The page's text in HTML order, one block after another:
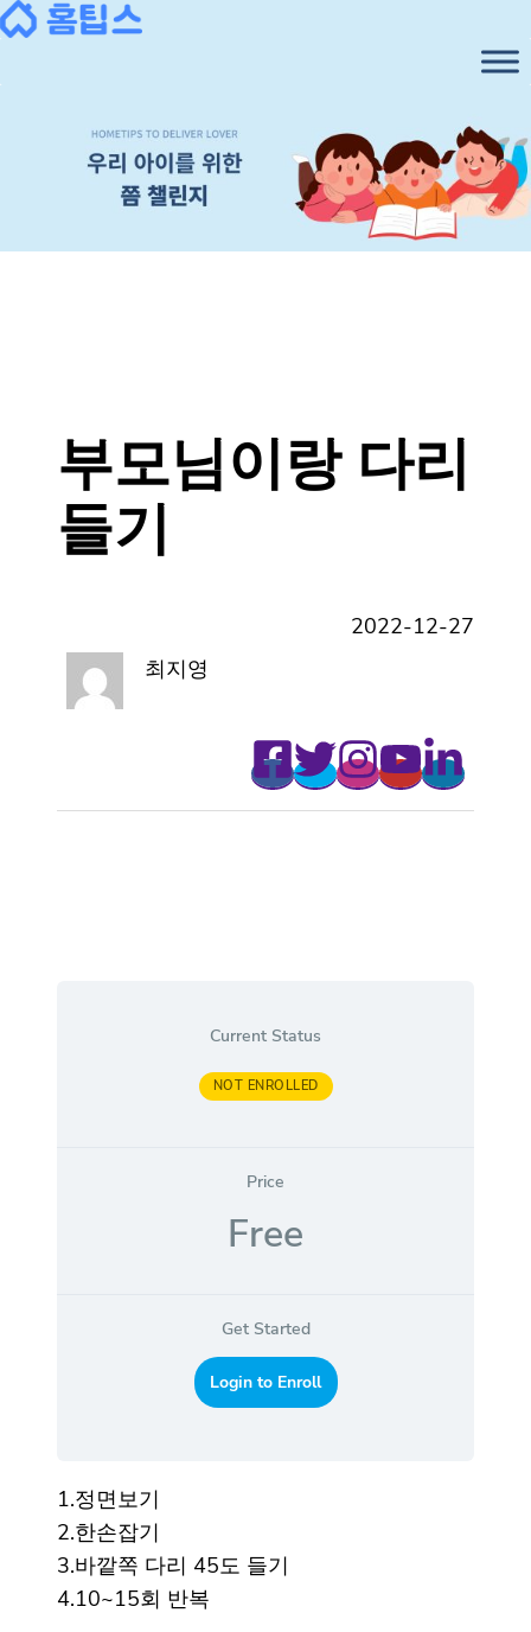
콘
텐
츠
기
부모님이랑 다리
들기
2022-12-27
최지영
Current Status
NOT ENROLLED
Price
Free
Get Started
Login to Enroll
1.정면보기
2.한손잡기
3.바깥쪽 다리 45도 들기
4.10~15회 반복